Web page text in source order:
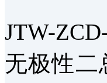
JTW-
无极性二